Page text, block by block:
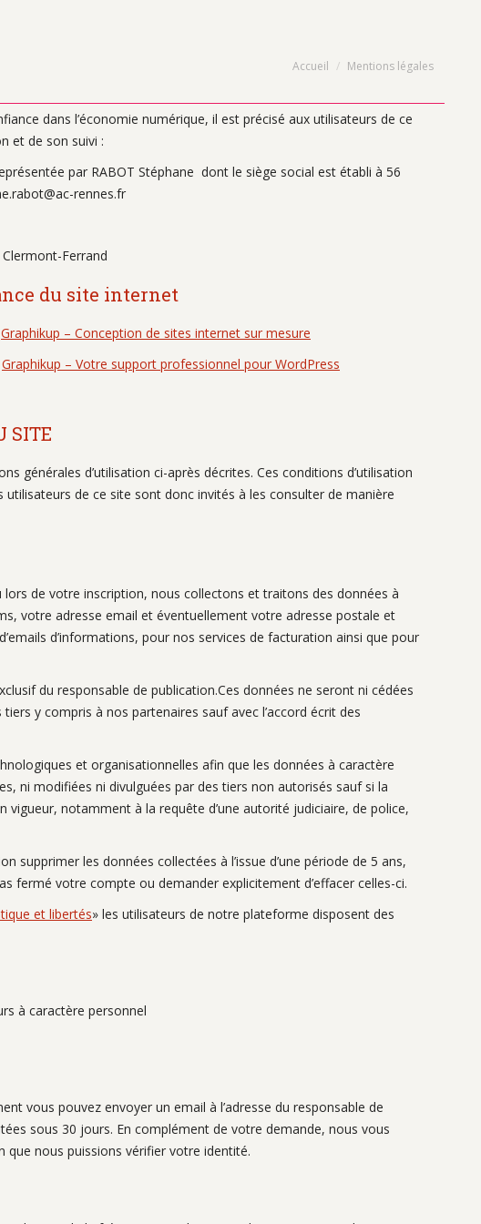
Vous êtes ici :
Accueil Mentions légales
dans l’économie numérique, il est précisé aux utilisateurs de ce
et de son suivi :
par RABOT Stéphane dont le siège social est établi à 56
rennes.fr
Ferrand
du site internet
Graphikup – Conception de sites internet sur mesure
Graphikup – Votre support professionnel pour WordPress
SITE
générales d’utilisation ci-après décrites. Ces conditions d’utilisation
de ce site sont donc invités à les consulter de manière
de votre inscription, nous collectons et traitons des données à
votre adresse email et éventuellement votre adresse postale et
d’informations, pour nos services de facturation ainsi que pour
du responsable de publication.Ces données ne seront ni cédées
y compris à nos partenaires sauf avec l’accord écrit des
et organisationnelles afin que les données à caractère
ni modifiées ni divulguées par des tiers non autorisés sauf si la
notamment à la requête d’une autorité judiciaire, de police,
supprimer les données collectées à l’issue d’une période de 5 ans,
fermé votre compte ou demander explicitement d’effacer celles-ci.
et libertés» les utilisateurs de notre plateforme disposent des
à caractère personnel
vous pouvez envoyer un email à l’adresse du responsable de
sous 30 jours. En complément de votre demande, nous vous
que nous puissions vérifier votre identité.